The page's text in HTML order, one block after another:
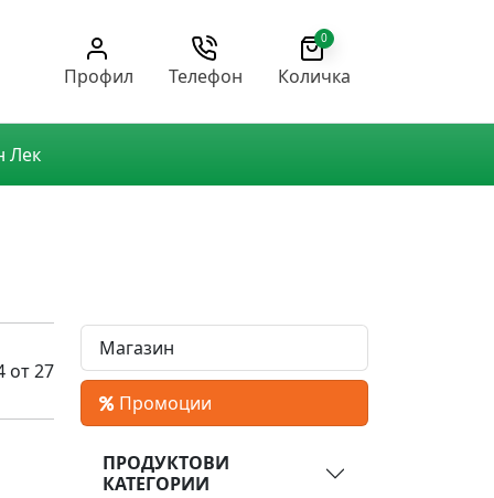
Профил Телефон
0
Количка
Лек
от 27
Магазин
Промоции
ПРОДУКТОВИ
КАТЕГОРИИ